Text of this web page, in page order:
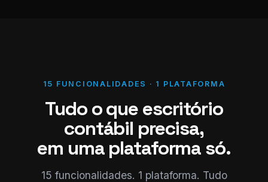
15 FUNCIONALIDADES · 1 PLATAFORMA
Tudo o que escritório
contábil precisa,
em uma plataforma só.
15 funcionalidades. 1 plataforma. Tudo